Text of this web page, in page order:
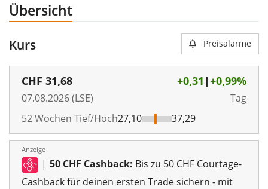
Übersicht
Kurs Preisalarme
CHF 31,68
07.08.2026 (LSE)
+0,31 |+0,99%
Tag
52 Wochen Tief/Hoch27,10 37,29
Anzeige
| 50 CHF Cashback: Bis zu 50 CHF Courtage-
Cashback für deinen ersten Trade sichern - mit